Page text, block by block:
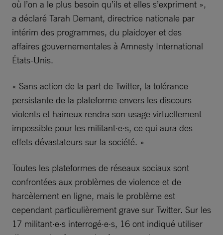
où l’on a le plus besoin qu’ils et elles s’expriment »,
a déclaré Tarah Demant, directrice nationale par
intérim des programmes, du plaidoyer et des
affaires gouvernementales à Amnesty International
États-Unis.
« Sans action de la part de Twitter, la tolérance
persistante de la plateforme envers les discours
violents et haineux rendra son usage virtuellement
impossible pour les militant·e·s, ce qui aura des
effets dévastateurs sur la société. »
Toutes les plateformes de réseaux sociaux sont
confrontées aux problèmes de violence et de
harcèlement en ligne, mais le problème est
cependant particulièrement grave sur Twitter. Sur les
17 militant·e·s interrogé·e·s, 16 ont indiqué utiliser